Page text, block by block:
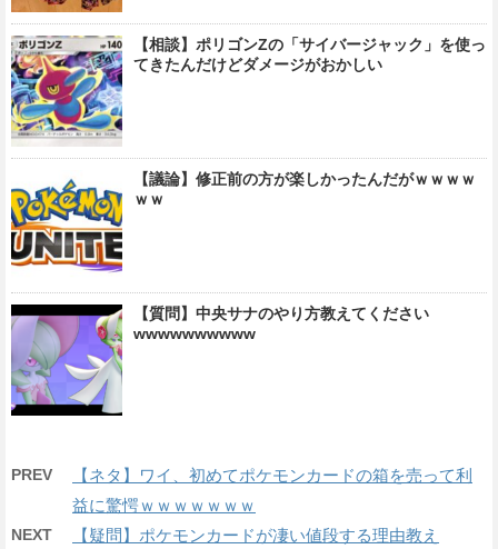
【相談】ポリゴンZの「サイバージャック」を使っ
てきたんだけどダメージがおかしい
【議論】修正前の方が楽しかったんだがｗｗｗｗ
ｗｗ
【質問】中央サナのやり方教えてください
wwwwwwwwww
PREV
【ネタ】ワイ、初めてポケモンカードの箱を売って利
益に驚愕ｗｗｗｗｗｗｗ
NEXT
【疑問】ポケモンカードが凄い値段する理由教え